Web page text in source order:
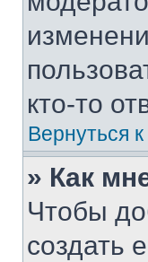
кто-то
Вернуться
» Как
Чтобы
создать